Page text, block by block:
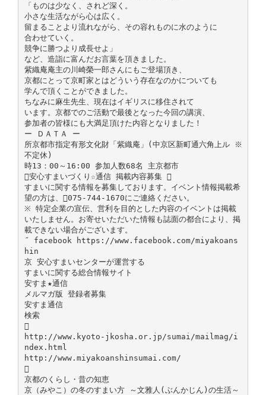
「ものは少なく、されど深く。
小さな生活ながら心は広く。
留まることより流れながら、その容れものに水のように
合わせていく。
競争に勝つより成長せよ」
など、造詣に富んだお言葉を頂きました。
紫織庵庵主の川崎榮一郎さんにもご登場頂き、
京都にとって京町家とはどういう存在なのかについても
学んで頂くことができました。
ちなみに麻生先生、現在はイギリスに移住されて
います。京都でのご活動で最後となった今回の講演、
参加者の皆様にも大満足頂けた内容となりました！
ー ＤＡＴＡ ー
所京都市指定有形文化財「紫織庵」(中京区新町通六角上ル ※
不定休)
時13：00～16:00 参加人数68名 主京都市
安心すまいづくり☆通信 掲載内容募集 
すまいに関する情報を募集しております。イベント情報掲載希
望の方は、075-744-1670にご連絡ください。
※ 特定企業の宣伝、営利を目的とした内容のイベントは掲載
いたしません。お寄せいただいた情報も誌面の都合により、掲
載できない場合がございます。
˝ facebook https://www.facebook.com/miyakoans
hin
京 安心すまいセンターが運営する
すまいに関する総合情報サイト
安すま★通信
メルマガ版 登録者募集
安すま通信
検索

http://www.kyoto-jkosha.or.jp/sumai/mailmag/i
ndex.html
http://www.miyakoanshinsumai.com/

京都のくらし・昔の知恵
京（みやこ）の冬のすまい方 ～文雅人(ぶんかじん)の生活～